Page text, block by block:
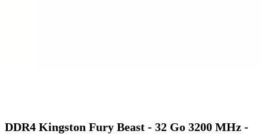
DDR4 Kingston Fury Beast - 32 Go 3200 MHz -